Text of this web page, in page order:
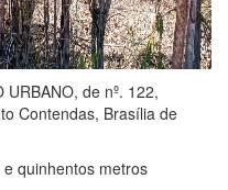
URBANO, de nº. 122,
Contendas, Brasília de
e quinhentos metros